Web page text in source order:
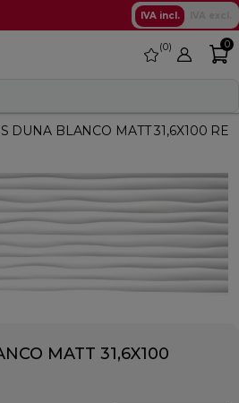
IVA incl.
favorite
0 0
DUNA BLANCO MATT 31,6X100
MATT 31,6X100